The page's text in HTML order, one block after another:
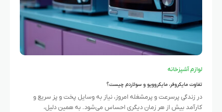
لوازم آشپزخانه
تفاوت مایکروفر، مایکروویو و سولاردم چیست؟
در زندگی پرسرعت و پرمشغله امروز، نیاز به وسایل پخت و پز سریع و
کارآمد بیش از هر زمان دیگری احساس می‌شود. به همین دلیل،